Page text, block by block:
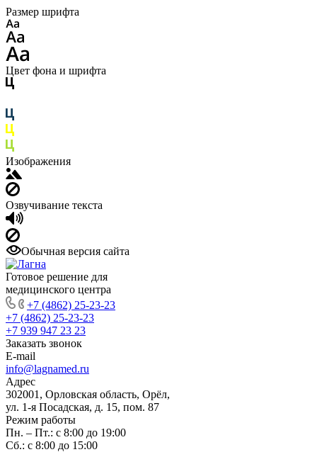
Размер шрифта
Цвет фона и шрифта
Изображения
Озвучивание текста
Обычная версия сайта
Готовое решение для
медицинского центра
+7 (4862) 25-23-23
+7 (4862) 25-23-23
+7 939 947 23 23
Заказать звонок
E-mail
info@lagnamed.ru
Адрес
302001, Орловская область, Орёл,
ул. 1-я Посадская, д. 15, пом. 87
Режим работы
Пн. – Пт.: с 8:00 до 19:00
Сб.: с 8:00 до 15:00